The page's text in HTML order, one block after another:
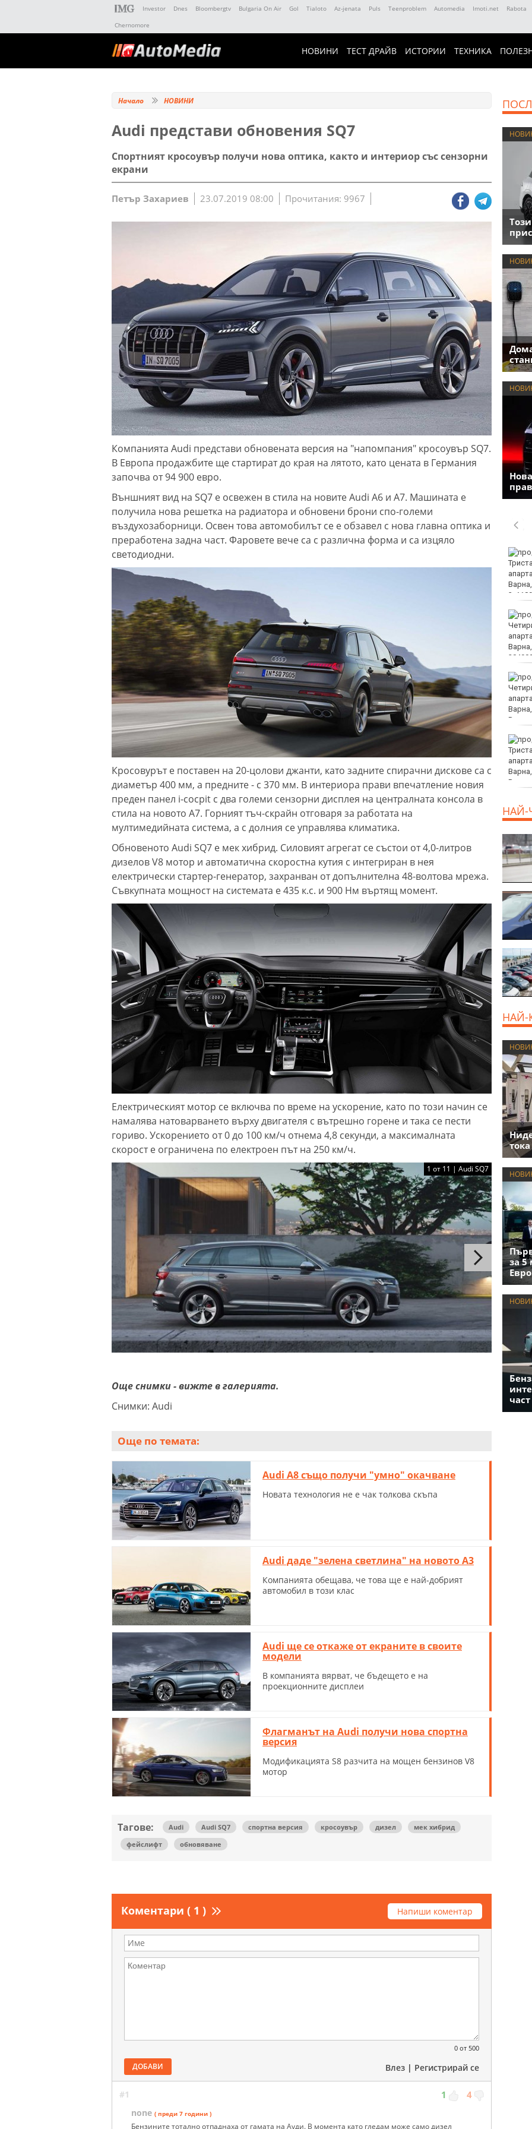
Investor Dnes Bloombergtv Bulgaria On Air Gol Tialoto Az-jenata Puls Teenproblem Automedia Imoti.net Rabota
Chernomore
НОВИНИ ТЕСТ ДРАЙВ ИСТОРИИ ТЕХНИКА
Начало НОВИНИ
Audi представи обновения SQ7
Спортният кросоувър получи нова оптика, както и интериор със сензорни
екрани
Петър Захариев 23.07.2019 08:00 Прочитания: 9967
Компанията Audi представи обновената версия на "напомпания" кросоувър SQ7.
В Европа продажбите ще стартират до края на лятото, като цената в Германия
започва от 94 900 евро.
Външният вид на SQ7 е освежен в стила на новите Audi A6 и A7. Машината е
получила нова решетка на радиатора и обновени брони спо-големи
въздухозаборници. Освен това автомобилът се е обзавел с нова главна оптика и
преработена задна част. Фаровете вече са с различна форма и са изцяло
светодиодни.
Кросовурът е поставен на 20-цолови джанти, като задните спирачни дискове са с
диаметър 400 мм, а предните - с 370 мм. В интериора прави впечатление новия
преден панел i-cocpit с два големи сензорни дисплея на централната консола в
стила на новото A7. Горният тъч-скрайн отговаря за работата на
мултимедийната система, а с долния се управлява климатика.
Обновеното Audi SQ7 е мек хибрид. Силовият агрегат се състои от 4,0-литров
дизелов V8 мотор и автоматична скоростна кутия с интегриран в нея
електрически стартер-генератор, захранван от допълнителна 48-волтова мрежа.
Съвкупната мощност на системата е 435 к.с. и 900 Нм въртящ момент.
Електрическият мотор се включва по време на ускорение, като по този начин се
намалява натоварването върху двигателя с вътрешно горене и така се пести
гориво. Ускорението от 0 до 100 км/ч отнема 4,8 секунди, а максималната
скорост е ограничена по електроен път на 250 км/ч.
1 от 11 | Audi SQ7
Още снимки - вижте в галерията.
Снимки: Audi
Още по темата:
Audi A8 също получи "умно" окачване
Новата технология не е чак толкова скъпа
Audi даде "зелена светлина" на новото A3
Компанията обещава, че това ще е най-добрият
автомобил в този клас
Audi ще се откаже от екраните в своите
модели
В компанията вярват, че бъдещето е на
проекционните дисплеи
Флагманът на Audi получи нова спортна
версия
Модификацията S8 разчита на мощен бензинов V8
мотор
Тагове: Audi Audi SQ7 спортна версия кросоувър дизел
мек хибрид
фейслифт
обновяване
Коментари ( 1 ) Напиши коментар
0 от 500
ДОБАВИ Влез | Регистрирай се
#1 1 4
none ( преди 7 години )
Бензините тотално отпаднаха от гамата на Ауди. В момента като гледам може само дизел
Хаджирусев смени
Черно море Тича с Локо
(Пд)
"Ние, потребителите":
принадлежности да
наеме
НАЙ-
НАЙ-
за 5
част